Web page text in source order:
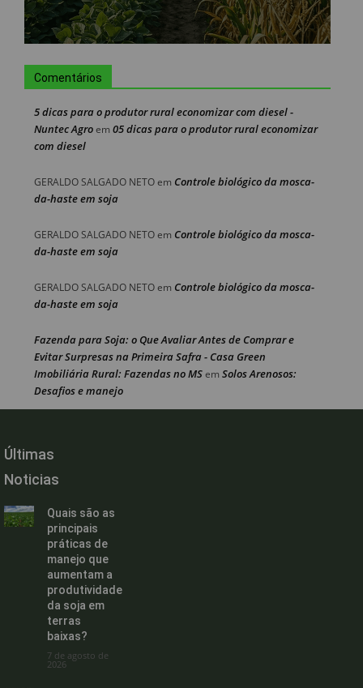
Comentários
5 dicas para o produtor rural economizar com diesel -
Nuntec Agroem 05 dicas para o produtor rural economizar
com diesel
GERALDO SALGADO NETOem Controle biológico da mosca-
da-haste em soja
GERALDO SALGADO NETOem Controle biológico da mosca-
da-haste em soja
GERALDO SALGADO NETOem Controle biológico da mosca-
da-haste em soja
Fazenda para Soja: o Que Avaliar Antes de Comprar e
Evitar Surpresas na Primeira Safra - Casa Green
Imobiliária Rural: Fazendas no MSem Solos Arenosos:
Desafios e manejo
Últimas
Noticias
Quais são as
principais
práticas de
manejo que
aumentam a
produtividade
da soja em
terras
baixas?
7 de agosto de
2026